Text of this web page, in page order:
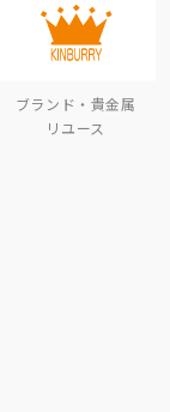
ブランド・貴金属
リユース